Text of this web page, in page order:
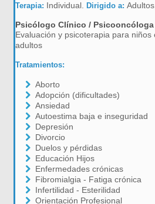
Terapia: Individual.Dirigido a:
Psicólogo Clínico / Psicooncóloga
Evaluación y psicoterapia para niños
adultos
Tratamientos:
Aborto
Adopción (dificultades)
Ansiedad
Autoestima baja e inseguridad
Depresión
Divorcio
Duelos y pérdidas
Educación Hijos
Enfermedades crónicas
Fibromialgia - Fatiga crónica
Infertilidad - Esterilidad
Orientación Profesional